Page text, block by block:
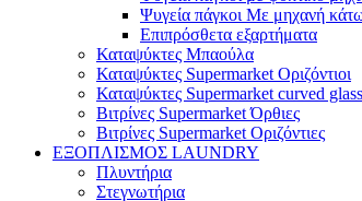
Ψυγεία πάγκοι Με μηχανή
Επιπρόσθετα εξαρτήματα
Καταψύκτες Μπαούλα
Καταψύκτες Supermarket Οριζόντιοι
Καταψύκτες Supermarket curved glass
Βιτρίνες Supermarket Όρθιες
Βιτρίνες Supermarket Οριζόντιες
ΕΞΟΠΛΙΣΜΟΣ LAUNDRY
Πλυντήρια
Στεγνωτήρια